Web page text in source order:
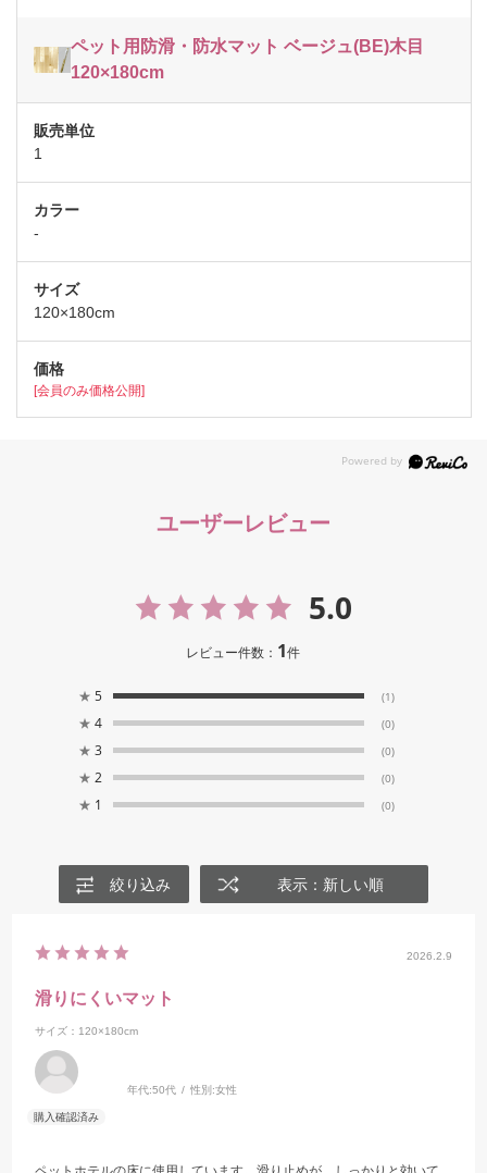
ペット用防滑・防水マット ベージュ(BE)木目
120×180cm
1
-
120×180cm
[会員のみ価格公開]
ユーザーレビュー
5.0
レビュー件数： 1件
★ 5 (1)
★ 4 (0)
★ 3 (0)
★ 2 (0)
★ 1 (0)
絞り込み 表示：新しい順
2026.2.9
滑りにくいマット
サイズ：120×180cm
年代:50代 性別:女性